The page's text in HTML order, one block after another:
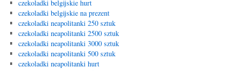
czekoladki belgijskie hurt
czekoladki belgijskie na prezent
czekoladki neapolitanki 250 sztuk
czekoladki neapolitanki 2500 sztuk
czekoladki neapolitanki 3000 sztuk
czekoladki neapolitanki 500 sztuk
czekoladki neapolitanki hurt